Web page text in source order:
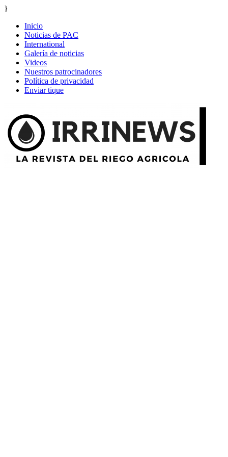
}
Inicio
Noticias de PAC
International
Galería de noticias
Videos
Nuestros patrocinadores
Política de privacidad
Enviar tique